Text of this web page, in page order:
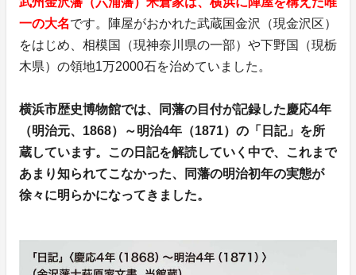
一の大名です。陣屋がおかれた武蔵国金沢（現金沢区）
をはじめ、相模国（現神奈川県の一部）や下野国（現栃
木県）の領地1万2000石を治めていました。
横浜市歴史博物館では、同藩の目付が記録した慶応4年
（明治元、1868）～明治4年（1871）の「日記」を所
蔵しています。この日記を解読していく中で、これまで
あまり知られてこなかった、同藩の明治初年の実態が
徐々に明らかになってきました。